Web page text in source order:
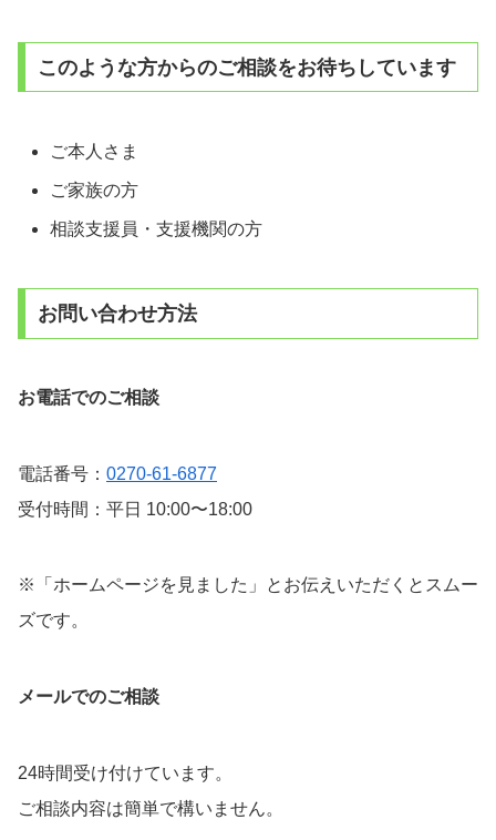
このような方からのご相談をお待ちしています
ご本人さま
ご家族の方
相談支援員・支援機関の方
お問い合わせ方法
お電話でのご相談
電話番号： 0270-61-6877
受付時間：平日 10:00〜18:00
※「ホームページを見ました」とお伝えいただくとスムー
ズです。
メールでのご相談
24時間受け付けています。
ご相談内容は簡単で構いません。